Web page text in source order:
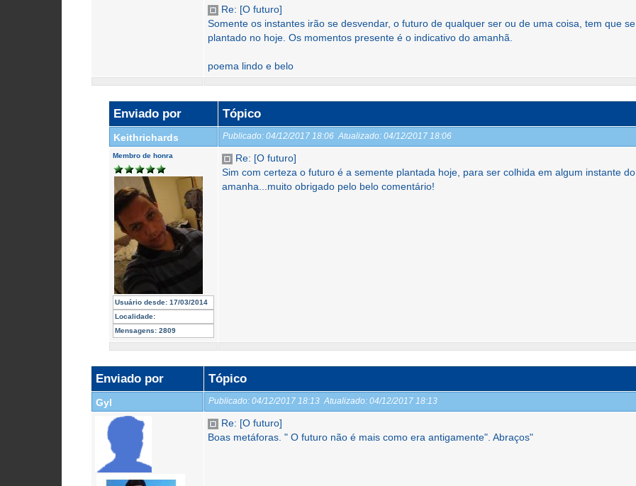
Re: [O futuro]
Somente os instantes irão se desvendar, o futuro de qualquer ser ou de uma coisa, tem que se
plantado no hoje. Os momentos presente é o indicativo do amanhã.
poema lindo e belo
Enviado por Tópico
Keithrichards Publicado: 04/12/2017 18:06 Atualizado: 04/12/2017 18:06
Membro de honra
Usuário desde: 17/03/2014
Localidade:
Mensagens: 2809
Re: [O futuro]
Sim com certeza o futuro é a semente plantada hoje, para ser colhida em algum instante do
amanha...muito obrigado pelo belo comentário!
Enviado por Tópico
Gyl Publicado: 04/12/2017 18:13 Atualizado: 04/12/2017 18:13
Re: [O futuro]
Boas metáforas. " O futuro não é mais como era antigamente". Abraços"